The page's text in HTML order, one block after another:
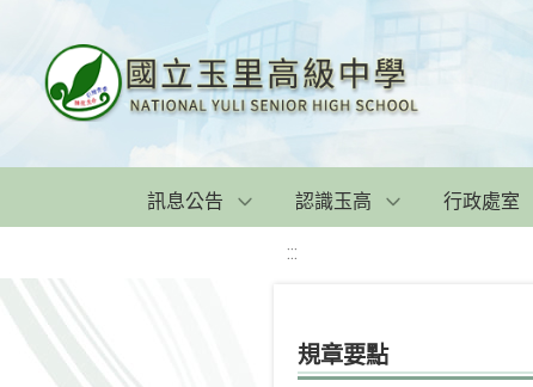
訊息公告 認識玉高 行政處室
:::
規章要點